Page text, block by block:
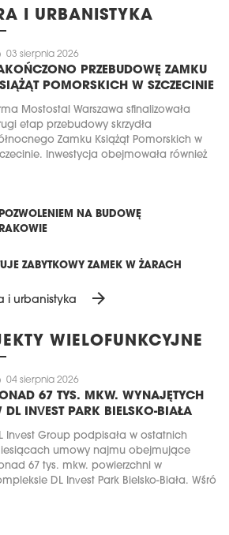
I URBANISTYKA
03 sierpnia 2026
PRZEBUDOWĘ ZAMKU
POMORSKICH W SZCZECINIE
Mostostal Warszawa sfinalizowała
etap przebudowy skrzydła
Zamku Książąt Pomorskich w
Inwestycja obejmowała również
POZWOLENIEM NA BUDOWĘ
ZABYTKOWY ZAMEK W ŻARACH
i urbanistyka arrow_forward
WIELOFUNKCYJNE
04 sierpnia 2026
67 TYS. MKW. WYNAJĘTYCH
DL INVEST PARK BIELSKO-BIAŁA
Invest Group podpisała w ostatnich
umowy najmu obejmujące
67 tys. mkw. powierzchni w
DL Invest Park Bielsko-Biała. Wśró